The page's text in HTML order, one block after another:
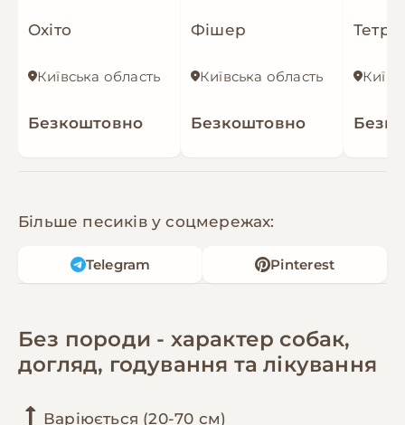
Охіто
Київська область
Безкоштовно
Фішер
Київська область
Безкоштовно
Тетріс
Більше песиків у соцмережах:
Telegram Pinterest
Без породи - характер собак,
догляд, годування та лікування
Варіюється (20-70 см)